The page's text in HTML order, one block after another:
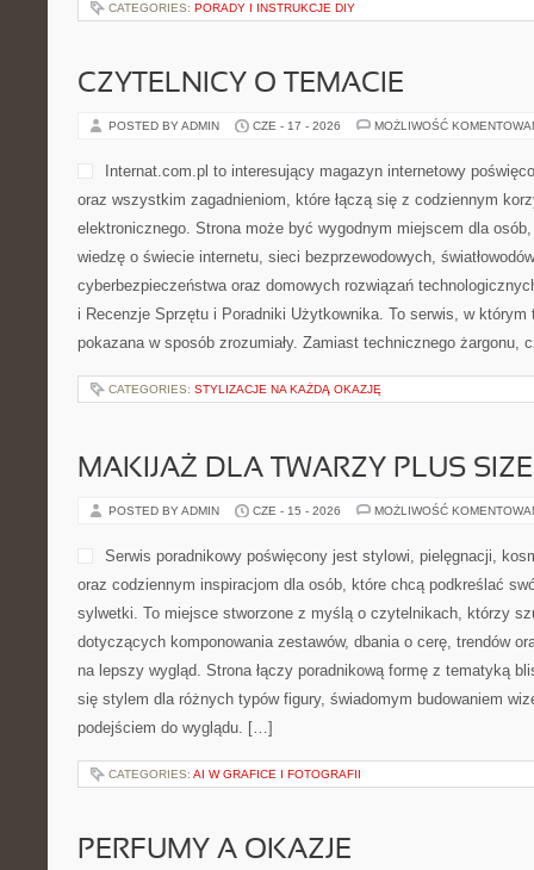
CATEGORIES: PORADY I INSTRUKCJE DIY
CZYTELNICY O TEMACIE
POSTED BY ADMIN CZE - 17 - 2026 MOŻLIWOŚĆ
Internat.com.pl to interesujący magazyn internetowy
oraz wszystkim zagadnieniom, które łączą się z codziennym
elektronicznego. Strona może być wygodnym miejscem dla
wiedzę o świecie internetu, sieci bezprzewodowych,
cyberbezpieczeństwa oraz domowych rozwiązań
i Recenzje Sprzętu i Poradniki Użytkownika. To serwis, w którym
pokazana w sposób zrozumiały. Zamiast technicznego
CATEGORIES: STYLIZACJE NA KAŻDĄ OKAZJĘ
MAKIJAŻ DLA TWARZY PLUS SIZE
POSTED BY ADMIN CZE - 15 - 2026 MOŻLIWOŚĆ
Serwis poradnikowy poświęcony jest stylowi, pielęgnacji,
oraz codziennym inspiracjom dla osób, które chcą podkreślać
sylwetki. To miejsce stworzone z myślą o czytelnikach, którzy
dotyczących komponowania zestawów, dbania o cerę, trendów
na lepszy wygląd. Strona łączy poradnikową formę z tematyką
się stylem dla różnych typów figury, świadomym budowaniem
podejściem do wyglądu. […]
CATEGORIES: AI W GRAFICE I FOTOGRAFII
PERFUMY A OKAZJE